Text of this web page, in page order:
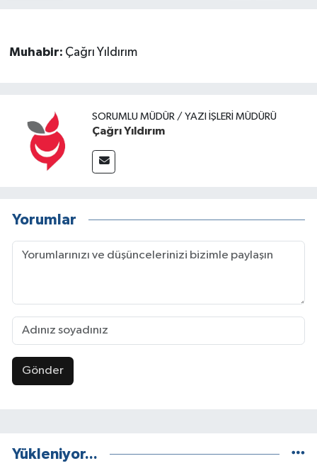
Muhabir: Çağrı Yıldırım
SORUMLU MÜDÜR / YAZI İŞLERI MÜDÜRÜ
Çağrı Yıldırım
Yorumlar
Gönder
Yükleniyor...